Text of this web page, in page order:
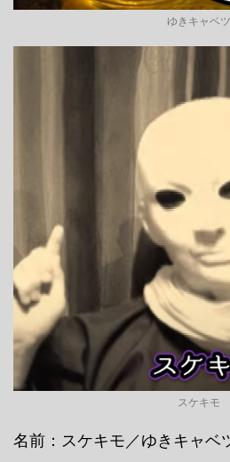
ゆきキャベツ
スケキモ
名前：スケキモ／ゆきキャベ